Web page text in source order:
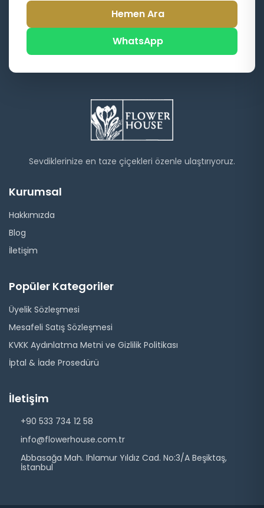
Hemen Ara
WhatsApp
Sevdiklerinize en taze çiçekleri özenle ulaştırıyoruz.
Kurumsal
Hakkımızda
Blog
İletişim
Popüler Kategoriler
Üyelik Sözleşmesi
Mesafeli Satış Sözleşmesi
KVKK Aydınlatma Metni ve Gizlilik Politikası
İptal & İade Prosedürü
İletişim
+90 533 734 12 58
info@flowerhouse.com.tr
Abbasağa Mah. Ihlamur Yıldız Cad. No:3/A Beşiktaş,
İstanbul